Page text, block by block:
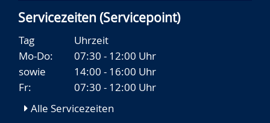
Servicezeiten (Servicepoint)
Tag
Uhrzeit
Mo-Do:
07:30 - 12:00 Uhr
sowie
14:00 - 16:00 Uhr
Fr:
07:30 - 12:00 Uhr
Alle Servicezeiten